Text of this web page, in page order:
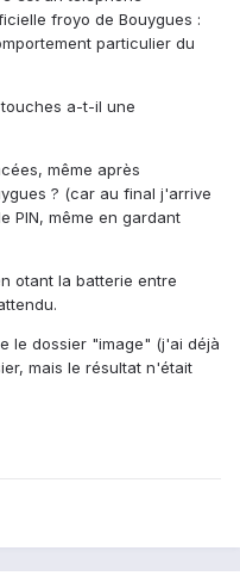
froyo de Bouygues :
particulier du
a-t-il une
même après
? (car au final j'arrive
PIN, même en gardant
otant la batterie entre
le dossier "image" (j'ai déjà
mais le résultat n'était